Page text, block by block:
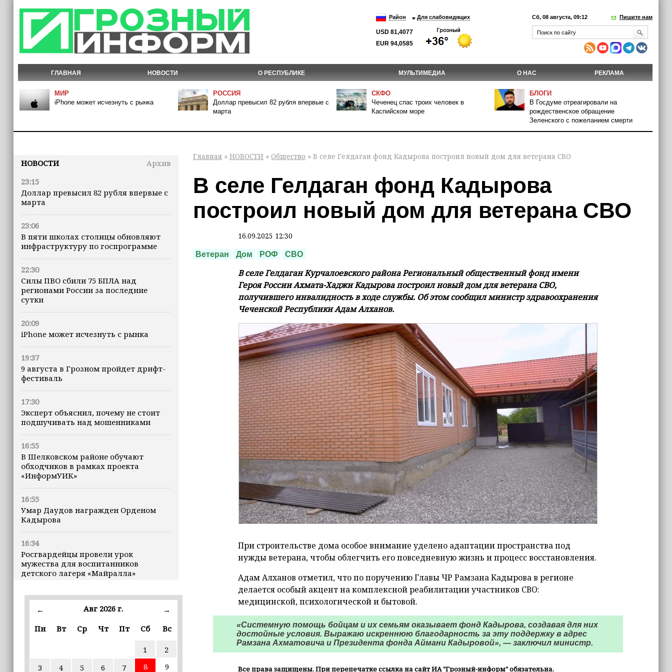
Район Для слабовидящих
USD 81,4077
EUR 94,0585
Сб, 08 августа, 09:12 Пишите нам
ГЛАВНАЯ НОВОСТИ О РЕСПУБЛИКЕ МУЛЬТИМЕДИА О НАС РЕКЛАМА
МИР
iPhone может исчезнуть с рынка
РОССИЯ
Доллар превысил 82 рубля впервые с
марта
СКФО
Чеченец спас троих человек в
Каспийском море
БЛОГИ
В Госдуме отреагировали на
рождественское обращение
Зеленского с пожеланием смерти
НОВОСТИ
Архив
23:15
Доллар превысил 82 рубля впервые с
марта
23:06
В пяти школах столицы обновляют
инфраструктуру по госпрограмме
22:30
Силы ПВО сбили 75 БПЛА над
регионами России за последние
сутки
20:09
iPhone может исчезнуть с рынка
19:37
9 августа в Грозном пройдет дрифт-
фестиваль
17:30
Эксперт объяснил, почему не стоит
подшучивать над мошенниками
16:55
В Шелковском районе обучают
обходчиков в рамках проекта
«ИнформУИК»
16:55
Умар Даудов награжден Орденом
Кадырова
16:34
Росгвардейцы провели урок
мужества для воспитанников
детского лагеря «Майралла»
16:30
Дмитрий Чернышенко: Внутренний
въездной — на 20,1%
Из бюджета Чечни дополнительно
← Авг 2026 г.
→
Пн
Вт Ср Чт Пт Сб Вс
1
2
3
4 5 6 7 8
9
Главная » НОВОСТИ » Общество » В селе Гелдаган фонд Кадырова построил новый дом для ветерана СВО
В селе Гелдаган фонд Кадырова
построил новый дом для ветерана СВО
16.09.2025 12:30
Ветеран Дом РОФ СВО
В селе Гелдаган Курчалоевского района Региональный общественный фонд имени
Героя России Ахмата-Хаджи Кадырова построил новый дом для ветерана СВО,
получившего инвалидность в ходе службы. Об этом сообщил министр здравоохранения
Чеченской Республики Адам Алханов.
При строительстве дома особое внимание уделено адаптации пространства под
нужды ветерана, чтобы облегчить его повседневную жизнь и процесс восстановления.
Адам Алханов отметил, что по поручению Главы ЧР Рамзана Кадырова в регионе
делается особый акцент на комплексной реабилитации участников СВО:
медицинской, психологической и бытовой.
«Системную помощь бойцам и их семьям оказывает фонд Кадырова, создавая для них
достойные условия. Выражаю искреннюю благодарность за эту поддержку в адрес
Рамзана Ахматовича и Президента фонда Аймани Кадыровой», — заключил министр.
Все права защищены. При перепечатке ссылка на сайт ИА "Грозный-информ" обязательна.